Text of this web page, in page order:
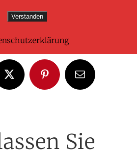
Wonderful Life Event!
X PinterestE-
Mail
Sie
Verstanden